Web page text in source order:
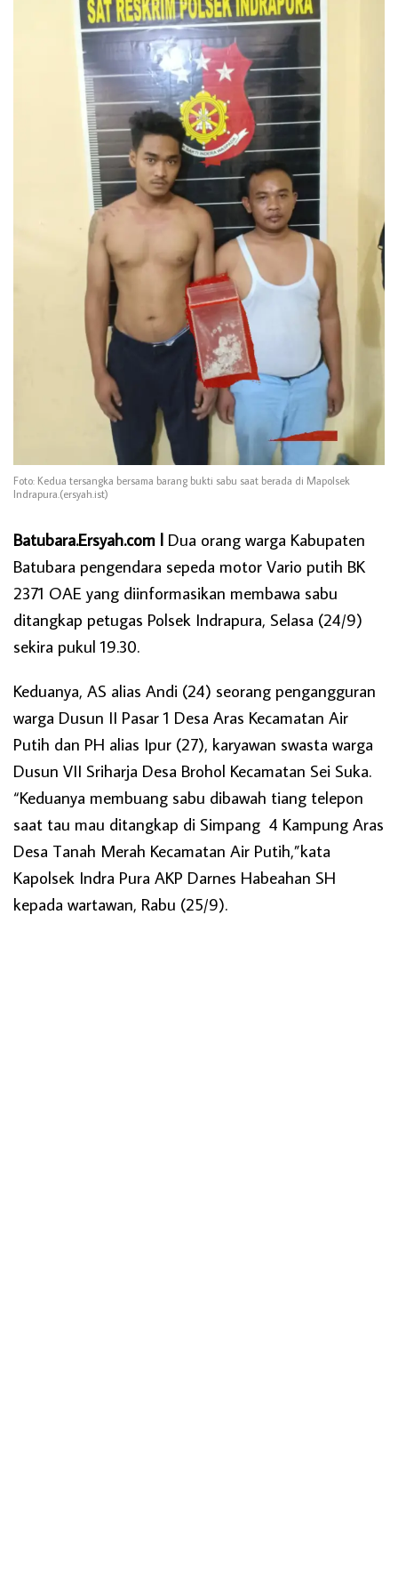
Foto: Kedua tersangka bersama barang bukti sabu saat berada di Mapolsek
Indrapura.(ersyah.ist)
Batubara.Ersyah.com l Dua orang warga Kabupaten
Batubara pengendara sepeda motor Vario putih BK
2371 OAE yang diinformasikan membawa sabu
ditangkap petugas Polsek Indrapura, Selasa (24/9)
sekira pukul 19.30.
Keduanya, AS alias Andi (24) seorang pengangguran
warga Dusun II Pasar 1 Desa Aras Kecamatan Air
Putih dan PH alias Ipur (27), karyawan swasta warga
Dusun VII Sriharja Desa Brohol Kecamatan Sei Suka.
“Keduanya membuang sabu dibawah tiang telepon
saat tau mau ditangkap di Simpang 4 Kampung Aras
Desa Tanah Merah Kecamatan Air Putih,”kata
Kapolsek Indra Pura AKP Darnes Habeahan SH
kepada wartawan, Rabu (25/9).